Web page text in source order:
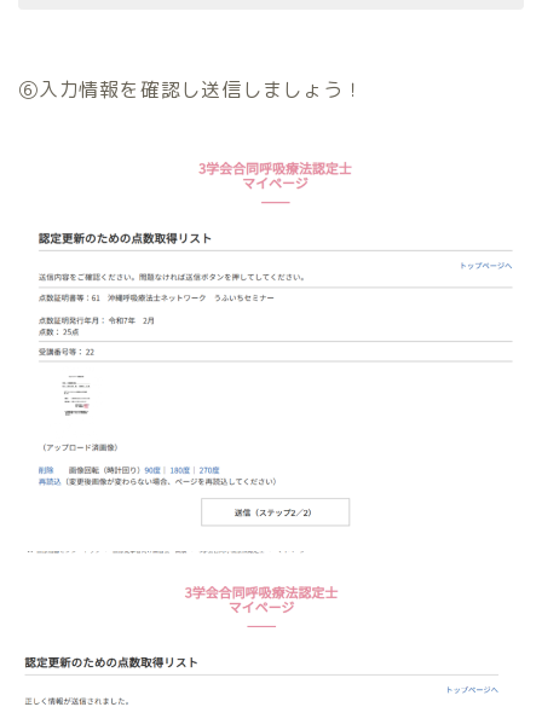
⑥入力情報を確認し送信しましょう！